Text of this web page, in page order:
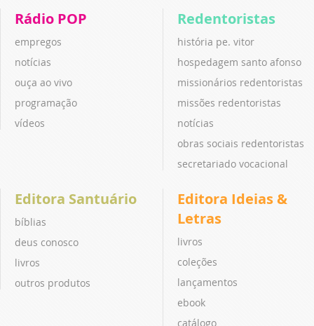
Rádio POP
empregos
notícias
ouça ao vivo
programação
vídeos
Redentoristas
história pe. vitor
hospedagem santo afonso
missionários redentoristas
missões redentoristas
notícias
obras sociais redentoristas
secretariado vocacional
Editora Santuário
bíblias
deus conosco
livros
outros produtos
Editora Ideias &
Letras
livros
coleções
lançamentos
ebook
catálogo